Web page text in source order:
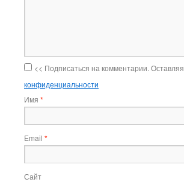
<< Подписаться на комментарии.
конфиденциальности
Имя *
Email *
Сайт